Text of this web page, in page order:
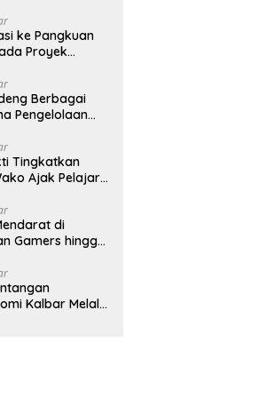
APBDes, Kades Medan Mas
Ajak Lintas Elemen Bersatu
ke Pangkuan
Proyek
Berbagai
Pengelolaan
Tingkatkan
Ajak Pelajar
di
Gamers hingga
Kalbar Melalui